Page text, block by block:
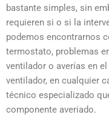
bastante simples, sin
requieren si o si la
podemos encontrarnos
termostato, problemas
ventilador o averías en
ventilador, en cualquier
técnico especializado
componente averiado.